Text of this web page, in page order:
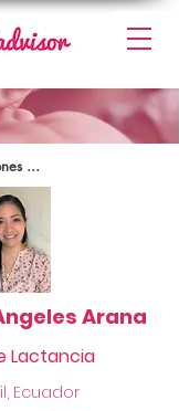
...
Ecuador
Arana
Lactancia